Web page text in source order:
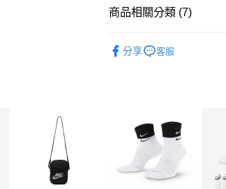
聯邦商業銀行
台新國際商業銀行
【關於「AFTEE先享後付」】
３．安心：先確認商品／服務
【「AFTEE先享後付」結帳流
１．於結帳方式選擇「
付」結帳頁面，進行簡訊認
２．訂單成立數日內，您將收
每筆NT$100，滿
每筆NT$100，滿
商品相關分類 (7)
經典系列 CONVERSE
促銷活動 春日輕出走｜
促銷活動 兒童/青少年｜
分享 客服